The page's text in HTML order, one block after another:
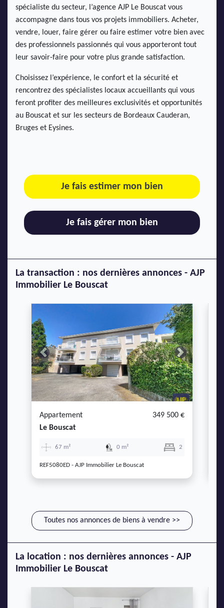
spécialiste du secteur, l’agence AJP Le Bouscat vous
accompagne dans tous vos projets immobiliers. Acheter,
vendre, louer, faire gérer ou faire estimer votre bien avec
des professionnels passionnés qui vous apporteront tout
leur savoir-faire pour votre plus grande satisfaction.
Choisissez l’expérience, le confort et la sécurité et
rencontrez des spécialistes locaux accueillants qui vous
feront profiter des meilleures exclusivités et opportunités
au Bouscat et sur les secteurs de Bordeaux Cauderan,
Bruges et Eysines.
Je fais estimer mon bien
Je fais gérer mon bien
La transaction : nos dernières annonces - AJP
Immobilier Le Bouscat
Previous Next
Appartement
349 500 €
Le Bouscat
67 m² 0 m² 2
REF5080ED - AJP Immobilier Le Bouscat
Toutes nos annonces de biens à vendre >>
La location : nos dernières annonces - AJP
Immobilier Le Bouscat